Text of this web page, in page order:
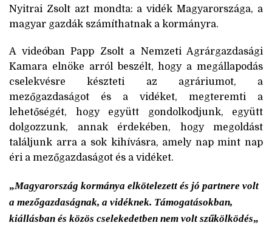
Nyitrai Zsolt azt mondta: a vidék Magyarországa, a
magyar gazdák számíthatnak a kormányra.
A videóban Papp Zsolt a Nemzeti Agrárgazdasági
Kamara elnöke arról beszélt, hogy a megállapodás
cselekvésre készteti az agráriumot, a
mezőgazdaságot és a vidéket, megteremti a
lehetőségét, hogy együtt gondolkodjunk, együtt
dolgozzunk, annak érdekében, hogy megoldást
találjunk arra a sok kihívásra, amely nap mint nap
éri a mezőgazdaságot és a vidéket.
„Magyarország kormánya elkötelezett és jó partnere volt
a mezőgazdaságnak, a vidéknek. Támogatásokban,
kiállásban és közös cselekedetben nem volt szűkölködés„